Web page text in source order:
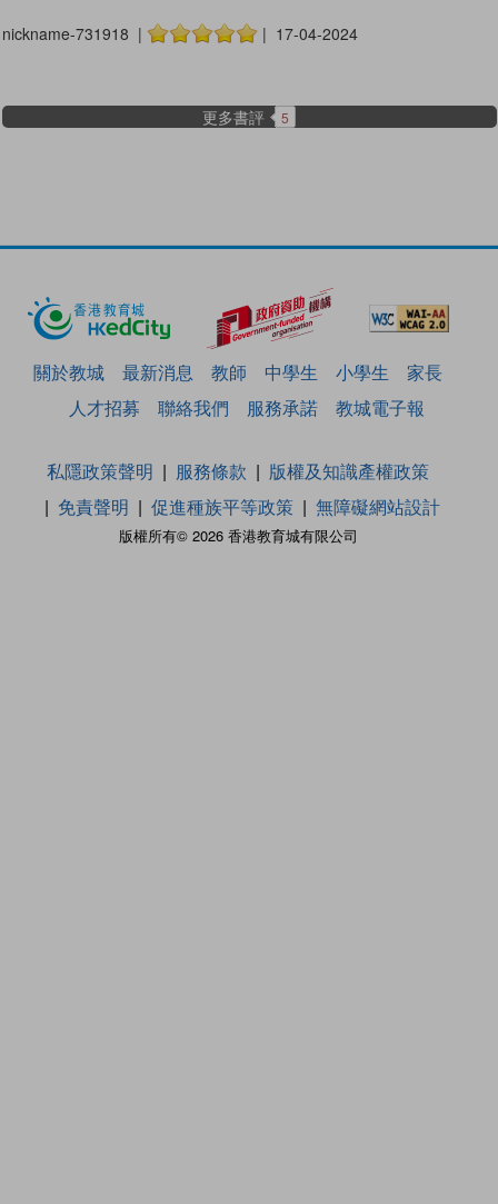
nickname-731918 | | 17-04-2024
更多書評 5
關於教城 最新消息 教師 中學生 小學生
家長
人才招募
聯絡我們 服務承諾 教城電子報
版權所有© 2026 香港教育城有限公司
私隱政策聲明 服務條款
版權及知識產權政策
免責聲明
促進種族平等政策 無障礙網站設計